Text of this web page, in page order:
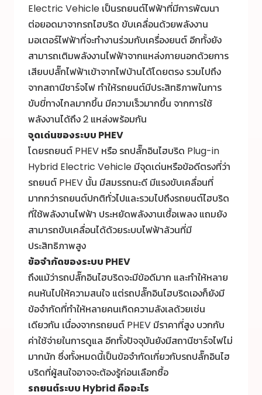
Electric Vehicle เป็นรถยนต์ไฟฟ้าที่มีการพัฒนา
ต่อยอดมาจากรถไฮบริด ขับเคลื่อนด้วยพลังงาน
มอเตอร์ไฟฟ้าที่จะทำงานร่วมกับเครื่องยนต์ อีกทั้งยัง
สามารถเติมพลังงานไฟฟ้าจากแหล่งภายนอกด้วยการ
เสียบปลั๊กไฟฟ้าเข้าจากไฟบ้านได้โดยตรง รวมไปถึง
จากสถานีชาร์จไฟ ทำให้รถยนต์มีประสิทธิภาพในการ
ขับขี่ทางไกลมากขึ้น มีความเร็วมากขึ้น จากการใช้
พลังงานได้ถึง 2 แหล่งพร้อมกัน
จุดเด่นของระบบ PHEV
โดยรถยนต์ PHEV หรือ รถปลั๊กอินไฮบริด Plug-in
Hybrid Electric Vehicle มีจุดเด่นหรือข้อดีตรงที่ว่า
รถยนต์ PHEV นั้น มีสมรรถนะดี มีแรงขับเคลื่อนที่
มากกว่ารถยนต์ปกติทั่วไปและรวมไปถึงรถยนต์ไฮบริด
ที่ใช้พลังงานไฟฟ้า ประหยัดพลังงานเชื้อเพลง แถมยัง
สามารถขับเคลื่อนได้ด้วยระบบไฟฟ้าล้วนที่มี
ประสิทธิภาพสูง
ข้อจำกัดของระบบ PHEV
ถึงแม้ว่ารถปลั๊กอินไฮบริดจะมีข้อดีมาก และทำให้หลาย
คนหันไปให้ความสนใจ แต่รถปลั๊กอินไฮบริดเองก็ยังมี
ข้อจำกัดที่ทำให้หลายคนเกิดความลังเลด้วยเช่น
เดียวกัน เนื่องจากรถยนต์ PHEV มีราคาที่สูง บวกกับ
ค่าใช้จ่ายในการดูแล อีกทั้งปัจจุบันยังมีสถานีชาร์จไฟไม่
มากนัก ซึ่งทั้งหมดนี้เป็นข้อจำกัดเกี่ยวกับรถปลั๊กอินไฮ
บริดที่ผู้สนใจอาจจะต้องรู้ก่อนเลือกซื้อ
รถยนต์ระบบ Hybrid คืออะไร